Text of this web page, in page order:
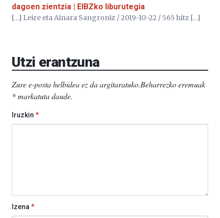
dagoen zientzia | EIBZko liburutegia
[…] Leire eta Ainara Sangroniz / 2019-10-22 / 565 hitz […]
Utzi erantzuna
Zure e-posta helbidea ez da argitaratuko.Beharrezko eremuak
*markatuta daude.
Iruzkin *
Izena *